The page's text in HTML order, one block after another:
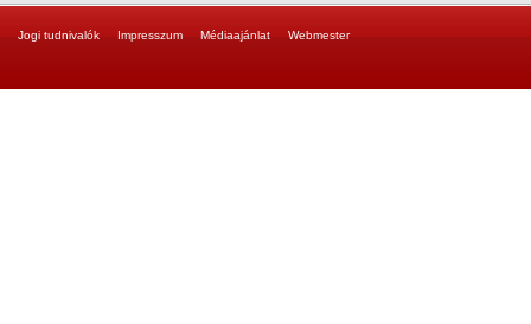
Jogi tudnivalók Impresszum Médiaajánlat Webmester